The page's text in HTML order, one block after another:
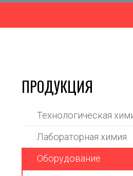
ПРОДУКЦИЯ
Технологическая
Лабораторная химия
Оборудование